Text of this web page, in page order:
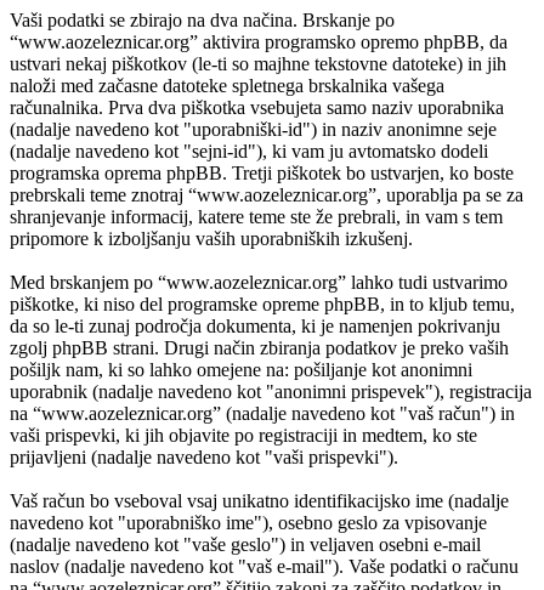
Vaši podatki se zbirajo na dva načina. Brskanje po
“www.aozeleznicar.org” aktivira programsko opremo phpBB, da
ustvari nekaj piškotkov (le-ti so majhne tekstovne datoteke) in jih
naloži med začasne datoteke spletnega brskalnika vašega
računalnika. Prva dva piškotka vsebujeta samo naziv uporabnika
(nadalje navedeno kot "uporabniški-id") in naziv anonimne seje
(nadalje navedeno kot "sejni-id"), ki vam ju avtomatsko dodeli
programska oprema phpBB. Tretji piškotek bo ustvarjen, ko boste
prebrskali teme znotraj “www.aozeleznicar.org”, uporablja pa se za
shranjevanje informacij, katere teme ste že prebrali, in vam s tem
pripomore k izboljšanju vaših uporabniških izkušenj.
Med brskanjem po “www.aozeleznicar.org” lahko tudi ustvarimo
piškotke, ki niso del programske opreme phpBB, in to kljub temu,
da so le-ti zunaj področja dokumenta, ki je namenjen pokrivanju
zgolj phpBB strani. Drugi način zbiranja podatkov je preko vaših
pošiljk nam, ki so lahko omejene na: pošiljanje kot anonimni
uporabnik (nadalje navedeno kot "anonimni prispevek"), registracija
na “www.aozeleznicar.org” (nadalje navedeno kot "vaš račun") in
vaši prispevki, ki jih objavite po registraciji in medtem, ko ste
prijavljeni (nadalje navedeno kot "vaši prispevki").
Vaš račun bo vseboval vsaj unikatno identifikacijsko ime (nadalje
navedeno kot "uporabniško ime"), osebno geslo za vpisovanje
(nadalje navedeno kot "vaše geslo") in veljaven osebni e-mail
naslov (nadalje navedeno kot "vaš e-mail"). Vaše podatki o računu